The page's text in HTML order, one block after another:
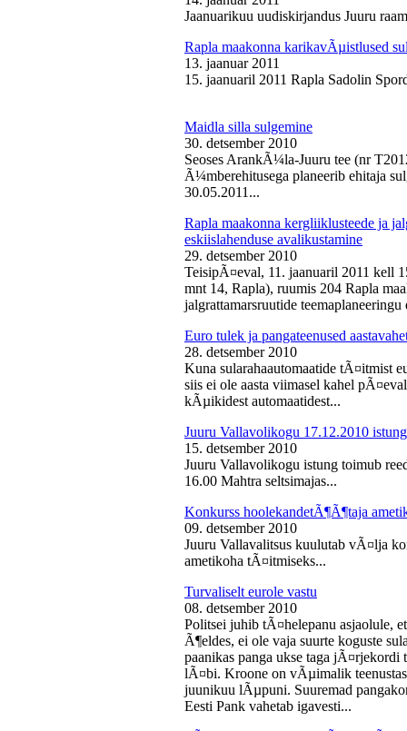
Jaanuarikuu uudiskirjandus Juuru
Rapla maakonna karikavÃµistlused
13. jaanuar 2011
15. jaanuaril 2011 Rapla Sadolin
Maidla silla sulgemine
30. detsember 2010
Seoses ArankÃ¼la-Juuru tee (nr
Ã¼mberehitusega planeerib ehitaja
30.05.2011...
Rapla maakonna kergliiklusteede ja
eskiislahenduse avalikustamine
29. detsember 2010
TeisipÃ¤eval, 11. jaanuaril 2011 kell
mnt 14, Rapla), ruumis 204 Rapla
jalgrattamarsruutide
Euro tulek ja pangateenused
28. detsember 2010
Kuna sularahaautomaatide tÃ¤itmist
siis ei ole aasta viimasel kahel
kÃµikidest automaatidest...
Juuru Vallavolikogu 17.12.2010 istung
15. detsember 2010
Juuru Vallavolikogu istung toimub
16.00 Mahtra seltsimajas...
Konkurss hoolekandetÃ¶Ã¶taja
09. detsember 2010
Juuru Vallavalitsus kuulutab vÃ¤lja
ametikoha tÃ¤itmiseks...
Turvaliselt eurole vastu
08. detsember 2010
Politsei juhib tÃ¤helepanu asjaolule,
Ã¶eldes, ei ole vaja suurte koguste
paanikas panga ukse taga
lÃ¤bi. Kroone on vÃµimalik
juunikuu lÃµpuni. Suuremad
Eesti Pank vahetab igavesti...